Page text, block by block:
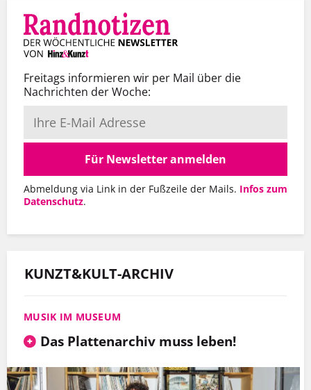
Freitags informieren wir per Mail über die
Nachrichten der Woche:
Für Newsletter anmelden
Abmeldung via Link in der Fußzeile der Mails. Infos zum
Datenschutz.
KUNZT&KULT-ARCHIV
MUSIK IM MUSEUM
Das Plattenarchiv muss leben!